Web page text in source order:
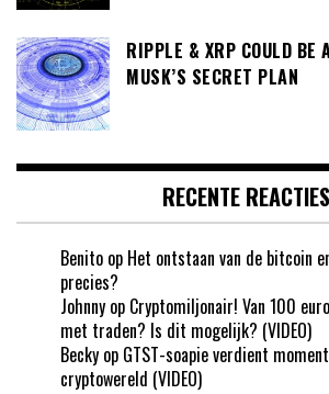
RIPPLE & XRP COULD BE
MUSK’S SECRET PLAN
RECENTE REACTIES
Benito op Het ontstaan van de bitcoin
precies?
Johnny op Cryptomiljonair! Van 100
met traden? Is dit mogelijk? (VIDEO)
Becky op GTST-soapie verdient
cryptowereld (VIDEO)